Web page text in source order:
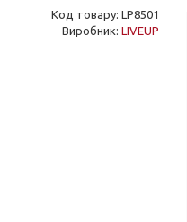
Код товару: LP8501
Виробник: LIVEUP